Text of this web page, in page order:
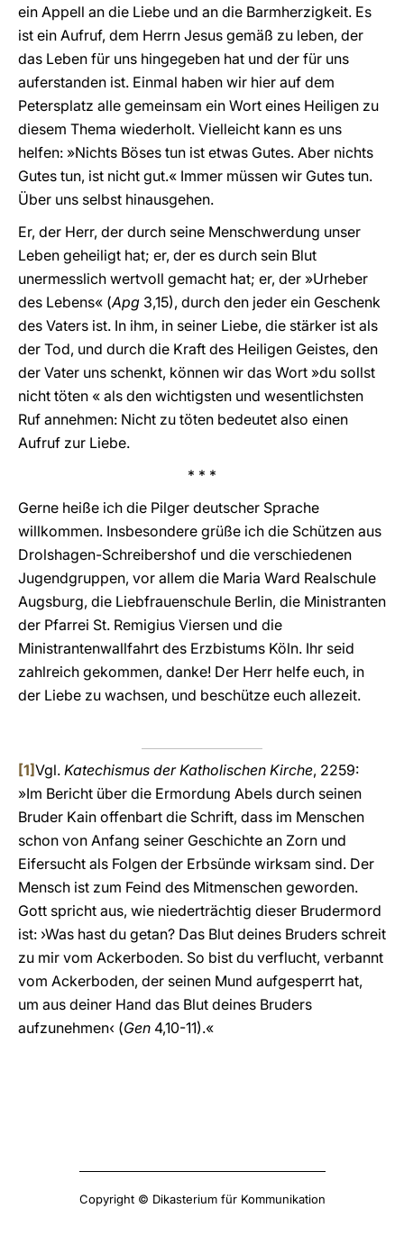
ein Appell an die Liebe und an die Barmherzigkeit. Es
ist ein Aufruf, dem Herrn Jesus gemäß zu leben, der
das Leben für uns hingegeben hat und der für uns
auferstanden ist. Einmal haben wir hier auf dem
Petersplatz alle gemeinsam ein Wort eines Heiligen zu
diesem Thema wiederholt. Vielleicht kann es uns
helfen: »Nichts Böses tun ist etwas Gutes. Aber nichts
Gutes tun, ist nicht gut.« Immer müssen wir Gutes tun.
Über uns selbst hinausgehen.
Er, der Herr, der durch seine Menschwerdung unser
Leben geheiligt hat; er, der es durch sein Blut
unermesslich wertvoll gemacht hat; er, der »Urheber
des Lebens« (Apg 3,15), durch den jeder ein Geschenk
des Vaters ist. In ihm, in seiner Liebe, die stärker ist als
der Tod, und durch die Kraft des Heiligen Geistes, den
der Vater uns schenkt, können wir das Wort »du sollst
nicht töten « als den wichtigsten und wesentlichsten
Ruf annehmen: Nicht zu töten bedeutet also einen
Aufruf zur Liebe.
* * *
Gerne heiße ich die Pilger deutscher Sprache
willkommen. Insbesondere grüße ich die Schützen aus
Drolshagen-Schreibershof und die verschiedenen
Jugendgruppen, vor allem die Maria Ward Realschule
Augsburg, die Liebfrauenschule Berlin, die Ministranten
der Pfarrei St. Remigius Viersen und die
Ministrantenwallfahrt des Erzbistums Köln. Ihr seid
zahlreich gekommen, danke! Der Herr helfe euch, in
der Liebe zu wachsen, und beschütze euch allezeit.
[1]Vgl. Katechismus der Katholischen Kirche, 2259:
»Im Bericht über die Ermordung Abels durch seinen
Bruder Kain offenbart die Schrift, dass im Menschen
schon von Anfang seiner Geschichte an Zorn und
Eifersucht als Folgen der Erbsünde wirksam sind. Der
Mensch ist zum Feind des Mitmenschen geworden.
Gott spricht aus, wie niederträchtig dieser Brudermord
ist: ›Was hast du getan? Das Blut deines Bruders schreit
zu mir vom Ackerboden. So bist du verflucht, verbannt
vom Ackerboden, der seinen Mund aufgesperrt hat,
um aus deiner Hand das Blut deines Bruders
aufzunehmen‹ (Gen 4,10-11).«
Copyright © Dikasterium für Kommunikation